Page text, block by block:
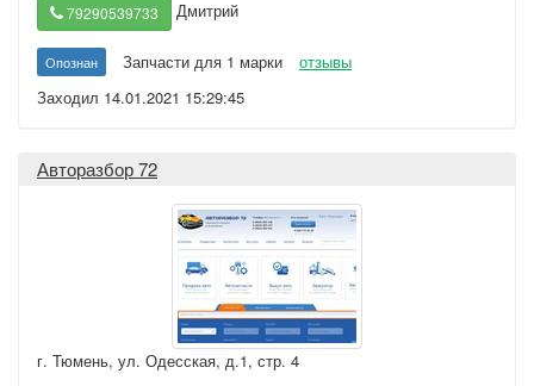
79290539733 Дмитрий
Опознан Запчасти для 1 марки
отзывы
Заходил 14.01.2021 15:29:45
Авторазбор 72
г. Тюмень, ул. Одесская, д.1, стр. 4